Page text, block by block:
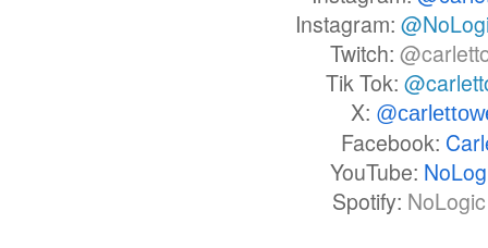
Instagram:
Twitch:
Tik Tok:
X:
Facebook:
YouTube:
Spotify: